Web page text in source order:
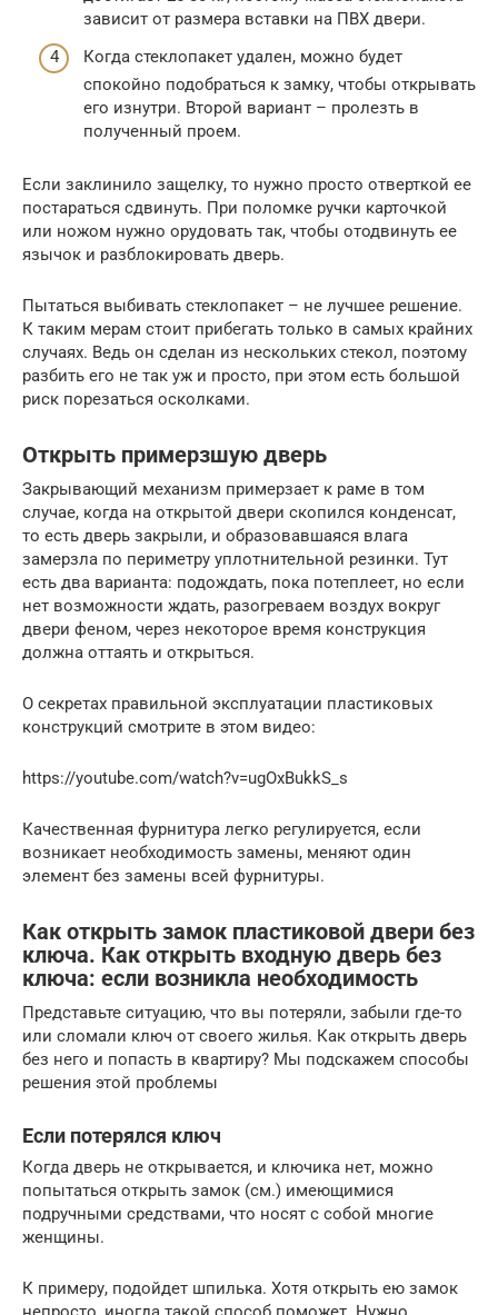
зависит от размера вставки на ПВХ двери.
Когда стеклопакет удален, можно будет
спокойно подобраться к замку, чтобы открывать
его изнутри. Второй вариант – пролезть в
полученный проем.
Если заклинило защелку, то нужно просто отверткой ее
постараться сдвинуть. При поломке ручки карточкой
или ножом нужно орудовать так, чтобы отодвинуть ее
язычок и разблокировать дверь.
Пытаться выбивать стеклопакет – не лучшее решение.
К таким мерам стоит прибегать только в самых крайних
случаях. Ведь он сделан из нескольких стекол, поэтому
разбить его не так уж и просто, при этом есть большой
риск порезаться осколками.
Открыть примерзшую дверь
Закрывающий механизм примерзает к раме в том
случае, когда на открытой двери скопился конденсат,
то есть дверь закрыли, и образовавшаяся влага
замерзла по периметру уплотнительной резинки. Тут
есть два варианта: подождать, пока потеплеет, но если
нет возможности ждать, разогреваем воздух вокруг
двери феном, через некоторое время конструкция
должна оттаять и открыться.
О секретах правильной эксплуатации пластиковых
конструкций смотрите в этом видео:
https://youtube.com/watch?v=ugOxBukkS_s
Качественная фурнитура легко регулируется, если
возникает необходимость замены, меняют один
элемент без замены всей фурнитуры.
Как открыть замок пластиковой двери без
ключа. Как открыть входную дверь без
ключа: если возникла необходимость
Представьте ситуацию, что вы потеряли, забыли где-то
или сломали ключ от своего жилья. Как открыть дверь
без него и попасть в квартиру? Мы подскажем способы
решения этой проблемы
Если потерялся ключ
Когда дверь не открывается, и ключика нет, можно
попытаться открыть замок (см.) имеющимися
подручными средствами, что носят с собой многие
женщины.
К примеру, подойдет шпилька. Хотя открыть ею замок